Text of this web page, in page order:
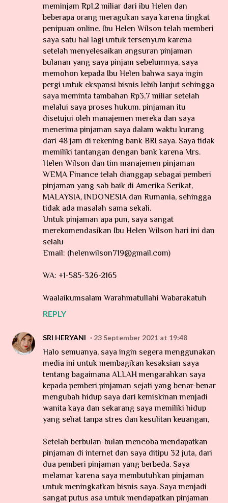
meminjam Rp1,2 miliar dari ibu Helen dan
beberapa orang meragukan saya karena tingkat
penipuan online. Ibu Helen Wilson telah memberi
saya satu hal lagi untuk tersenyum karena
setelah menyelesaikan angsuran pinjaman
bulanan yang saya pinjam sebelumnya, saya
memohon kepada Ibu Helen bahwa saya ingin
pergi untuk ekspansi bisnis lebih lanjut sehingga
saya meminta tambahan Rp3,7 miliar setelah
melalui saya proses hukum. pinjaman itu
disetujui oleh manajemen mereka dan saya
menerima pinjaman saya dalam waktu kurang
dari 48 jam di rekening bank BRI saya. Saya tidak
memiliki tantangan dengan bank karena Mrs.
Helen Wilson dan tim manajemen pinjaman
WEMA Finance telah dianggap sebagai pemberi
pinjaman yang sah baik di Amerika Serikat,
MALAYSIA, INDONESIA dan Rumania, sehingga
tidak ada masalah sama sekali.
Untuk pinjaman apa pun, saya sangat
merekomendasikan Ibu Helen Wilson hari ini dan
selalu
Email: (helenwilson719@gmail.com)
WA: +1-585-326-2165
Waalaikumsalam Warahmatullahi Wabarakatuh
REPLY
SRI HERYANI 23 September 2021 at 19:48
Halo semuanya, saya ingin segera menggunakan
media ini untuk membagikan kesaksian saya
tentang bagaimana ALLAH mengarahkan saya
kepada pemberi pinjaman sejati yang benar-benar
mengubah hidup saya dari kemiskinan menjadi
wanita kaya dan sekarang saya memiliki hidup
yang sehat tanpa stres dan kesulitan keuangan,
Setelah berbulan-bulan mencoba mendapatkan
pinjaman di internet dan saya ditipu 32 juta, dari
dua pemberi pinjaman yang berbeda. Saya
melamar karena saya membutuhkan pinjaman
untuk meningkatkan bisnis saya. Saya menjadi
sangat putus asa untuk mendapatkan pinjaman